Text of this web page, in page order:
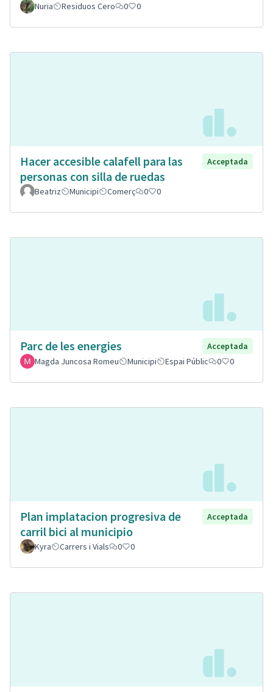
Nuria Residuos Cero 0 0
Hacer accesible calafell para las
personas con silla de ruedas
Acceptada
Beatriz Municipi Comerç 0 0
Parc de les energies
Acceptada
Magda Juncosa Romeu
Municipi Espai Públic 0 0
Plan implatacion progresiva de
carril bici al municipio
Acceptada
Kyra Carrers i Vials 0 0